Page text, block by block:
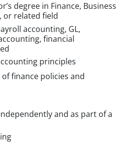
degree in Finance, Business
or related field
accounting, GL,
financial
principles
finance policies and
and as part of a